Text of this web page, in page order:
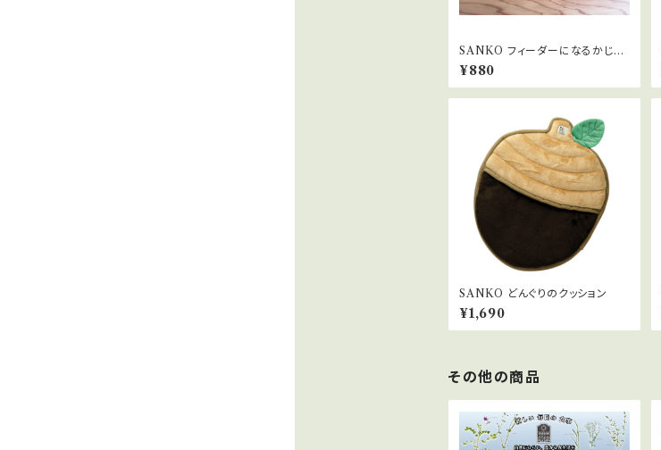
SANKO フィーダーになるかじり
木
¥880
SANKO どんぐりのクッション
¥1,690
その他の商品